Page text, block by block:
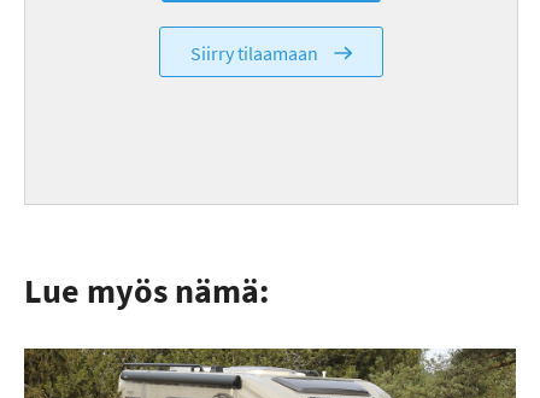
Siirry tilaamaan
Lue myös nämä: